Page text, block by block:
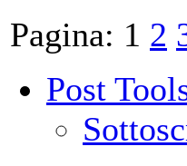
Pagina: 1 2
Post